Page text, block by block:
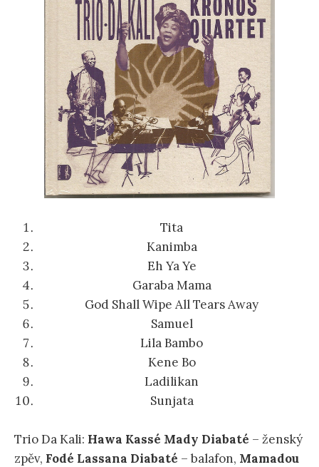
Tita
Kanimba
Eh Ya Ye
Garaba Mama
God Shall Wipe All Tears Away
Samuel
Lila Bambo
Kene Bo
Ladilikan
Sunjata
Trio Da Kali: Hawa Kassé Mady Diabaté – ženský
zpěv, Fodé Lassana Diabaté – balafon, Mamadou